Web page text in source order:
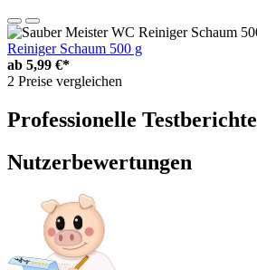
Reiniger Schaum 500 g
ab 5,99 €*
2 Preise vergleichen
Professionelle Testberichte
Nutzerbewertungen